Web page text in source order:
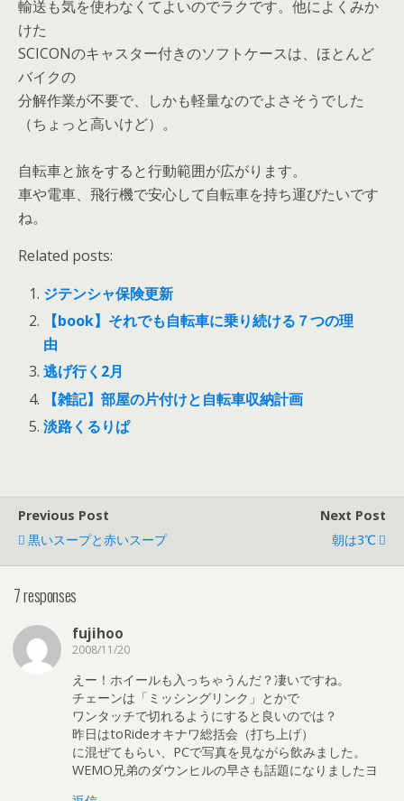
輸送も気を使わなくてよいのでラクです。他によくみか
けた
SCICONのキャスター付きのソフトケースは、ほとんど
バイクの
分解作業が不要で、しかも軽量なのでよさそうでした
（ちょっと高いけど）。
自転車と旅をすると行動範囲が広がります。
車や電車、飛行機で安心して自転車を持ち運びたいです
ね。
Related posts:
ジテンシャ保険更新
【book】それでも自転車に乗り続ける７つの理
由
逃げ行く2月
【雑記】部屋の片付けと自転車収納計画
淡路くるりぱ
Previous Post
黒いスープと赤いスープ
Next Post
朝は3℃
7 responses
fujihoo
2008/11/20
えー！ホイールも入っちゃうんだ？凄いですね。
チェーンは「ミッシングリンク」とかで
ワンタッチで切れるようにすると良いのでは？
昨日はtoRideオキナワ総括会（打ち上げ）
に混ぜてもらい、PCで写真を見ながら飲みました。
WEMO兄弟のダウンヒルの早さも話題になりましたヨ